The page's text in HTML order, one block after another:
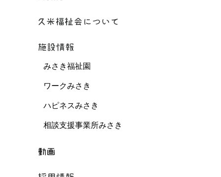
みさき福祉園
ワークみさき
ハピネスみさき
相談支援事業所みさき